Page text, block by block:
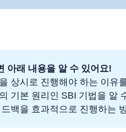
아래 내용을 알 수 있어요!
상시로 진행해야 하는 이유
기본 원리인 SBI 기법을 알
백을 효과적으로 진행하는